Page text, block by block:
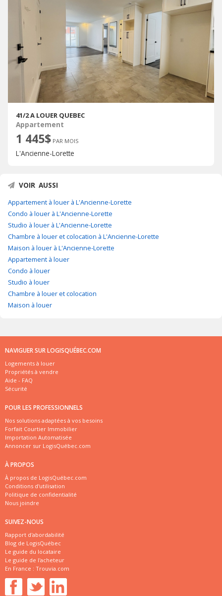
41/2 A LOUER QUEBEC
Appartement
1 445$ PAR MOIS
L'Ancienne-Lorette
VOIR AUSSI
Appartement à louer à L'Ancienne-Lorette
Condo à louer à L'Ancienne-Lorette
Studio à louer à L'Ancienne-Lorette
Chambre à louer et colocation à L'Ancienne-Lorette
Maison à louer à L'Ancienne-Lorette
Appartement à louer
Condo à louer
Studio à louer
Chambre à louer et colocation
Maison à louer
NAVIGUER SUR LOGISQUÉBEC.COM
Logements à louer
Propriétés à vendre
Aide - FAQ
Sécurité
POUR LES PROFESSIONNELS
Nos solutions adaptées à vos besoins
Forfait Courtier Immobilier
Importation Automatisée
Annoncer sur LogisQuébec.com
À PROPOS
À propos de LogisQuébec.com
Conditions d'utilisation
Politique de confidentialité
Nous joindre
SUIVEZ-NOUS
Rapport d'abordabilité
Blog de LogisQuébec
Le guide du locataire
Le guide de l'acheteur
En France : Trouvia.com